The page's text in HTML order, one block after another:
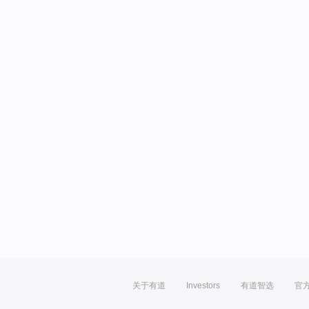
关于有道 Investors 有道智选 官